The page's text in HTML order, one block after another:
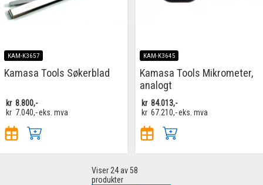
KAM-K3657
Kamasa Tools Søkerblad
kr 8.800,-
kr 7.040,-eks. mva
KAM-K3645
Kamasa Tools Mikrometer,
analogt
kr 84.013,-
kr 67.210,-eks. mva
Viser 24av 58
produkter